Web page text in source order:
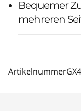
Bequemer
mehreren
Artikelnummer